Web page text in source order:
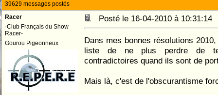
39629 messages postés
Racer
-Club Français du Show
Racer-
Gourou Pigeonneux
Posté le 16-04-2010 à
Dans mes bonnes résolutions
liste de ne plus perdre de
contradictoires quand ils sont de
Mais là, c'est de l'obscurantisme